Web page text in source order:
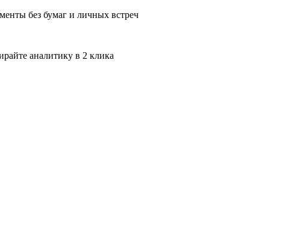
без бумаг и личных встреч
аналитику в 2 клика